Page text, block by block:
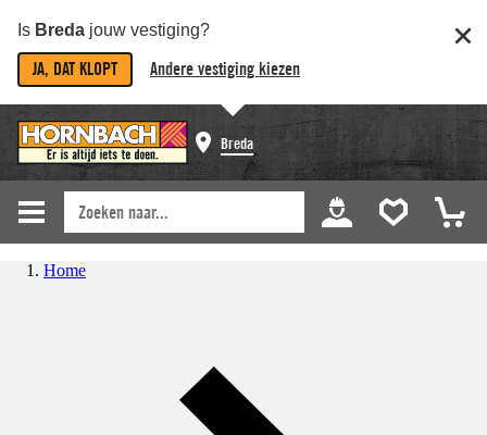
Is Breda jouw vestiging?
JA, DAT KLOPT Andere vestiging kiezen
Breda
Home